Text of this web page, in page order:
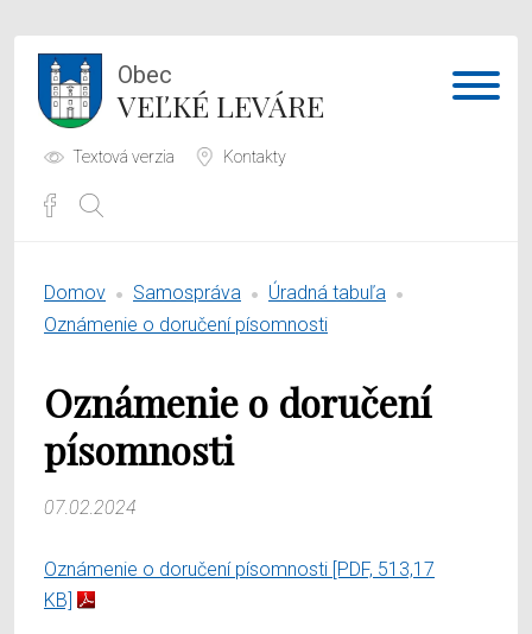
Obec
VEĽKÉ LEVÁRE
Textová verzia Kontakty
Samospráva
O obci
Domov Samospráva
Úradná tabuľa
Oznámenie o doručení písomnosti
Oznámenie o doručení
písomnosti
07.02.2024
Oznámenie o doručení písomnosti [PDF, 513,17
KB]